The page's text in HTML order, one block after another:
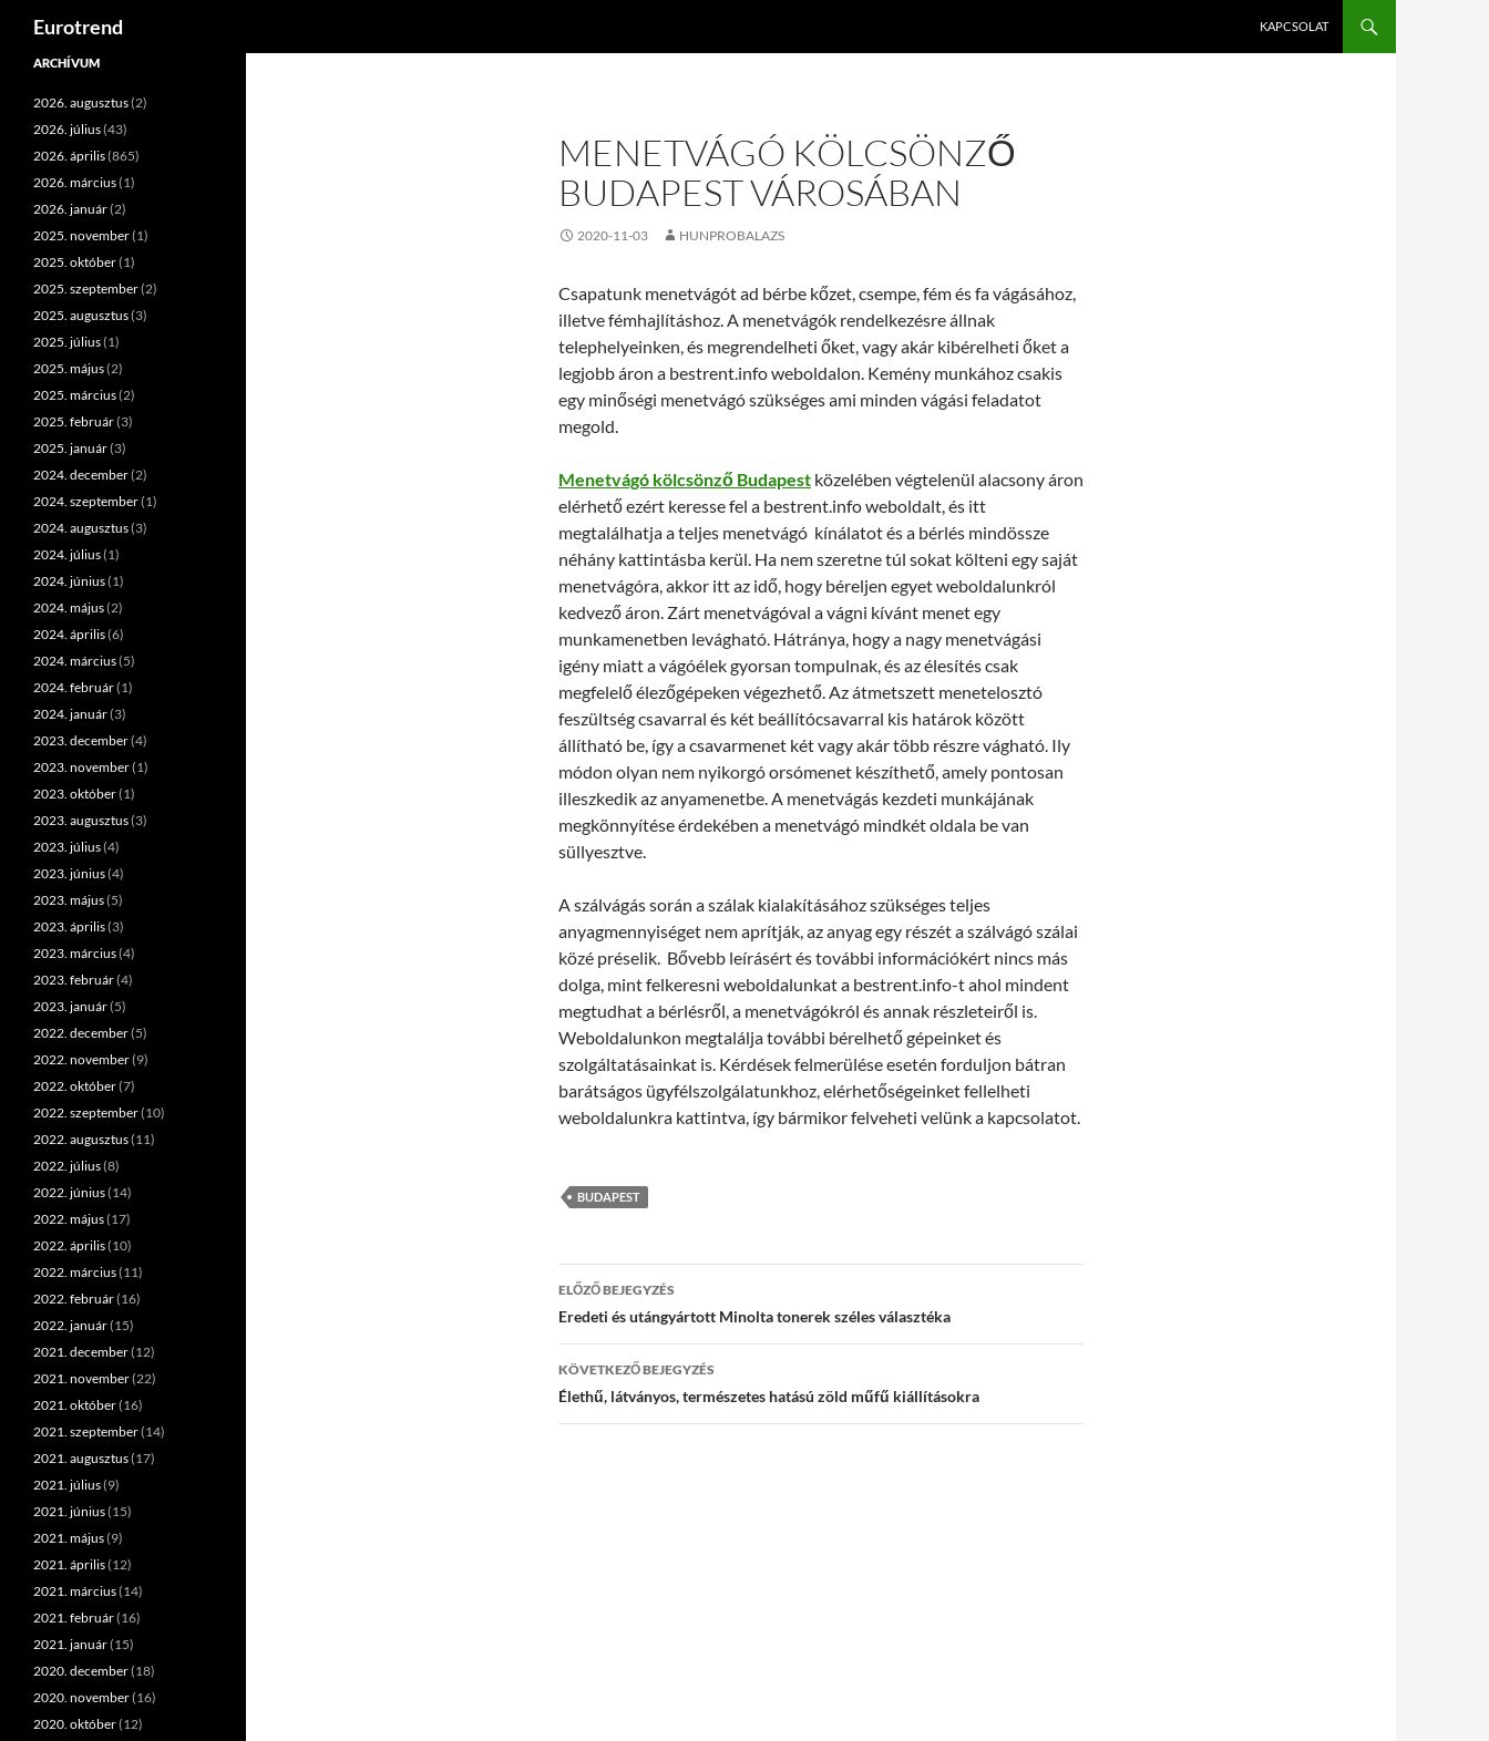
Kilépés
Eurotrend KAPCSOLAT
MENETVÁGÓ KÖLCSÖNZŐ
BUDAPEST VÁROSÁBAN
2020-11-03 HUNPROBALAZS
Csapatunk menetvágót ad bérbe kőzet, csempe, fém és fa vágásához,
illetve fémhajlításhoz. A menetvágók rendelkezésre állnak
telephelyeinken, és megrendelheti őket, vagy akár kibérelheti őket a
legjobb áron a bestrent.info weboldalon. Kemény munkához csakis
egy minőségi menetvágó szükséges ami minden vágási feladatot
megold.
Menetvágó kölcsönző Budapest közelében végtelenül alacsony áron
elérhető ezért keresse fel a bestrent.info weboldalt, és itt
megtalálhatja a teljes menetvágó kínálatot és a bérlés mindössze
néhány kattintásba kerül. Ha nem szeretne túl sokat költeni egy saját
menetvágóra, akkor itt az idő, hogy béreljen egyet weboldalunkról
kedvező áron. Zárt menetvágóval a vágni kívánt menet egy
munkamenetben levágható. Hátránya, hogy a nagy menetvágási
igény miatt a vágóélek gyorsan tompulnak, és az élesítés csak
megfelelő élezőgépeken végezhető. Az átmetszett menetelosztó
feszültség csavarral és két beállítócsavarral kis határok között
állítható be, így a csavarmenet két vagy akár több részre vágható. Ily
módon olyan nem nyikorgó orsómenet készíthető, amely pontosan
illeszkedik az anyamenetbe. A menetvágás kezdeti munkájának
megkönnyítése érdekében a menetvágó mindkét oldala be van
süllyesztve.
A szálvágás során a szálak kialakításához szükséges teljes
anyagmennyiséget nem aprítják, az anyag egy részét a szálvágó szálai
közé préselik. Bővebb leírásért és további információkért nincs más
dolga, mint felkeresni weboldalunkat a bestrent.info-t ahol mindent
megtudhat a bérlésről, a menetvágókról és annak részleteiről is.
Weboldalunkon megtalálja további bérelhető gépeinket és
szolgáltatásainkat is. Kérdések felmerülése esetén forduljon bátran
barátságos ügyfélszolgálatunkhoz, elérhetőségeinket fellelheti
weboldalunkra kattintva, így bármikor felveheti velünk a kapcsolatot.
BUDAPEST
Bejegyzés
navigáció
ELŐZŐ BEJEGYZÉS
Eredeti és utángyártott Minolta tonerek széles választéka
KÖVETKEZŐ BEJEGYZÉS
Élethű, látványos, természetes hatású zöld műfű kiállításokra
ARCHÍVUM
2026. augusztus(2)
2026. július(43)
2026. április(865)
2026. március(1)
2026. január(2)
2025. november(1)
2025. október(1)
2025. szeptember(2)
2025. augusztus(3)
2025. július(1)
2025. május(2)
2025. március(2)
2025. február(3)
2025. január(3)
2024. december(2)
2024. szeptember(1)
2024. augusztus(3)
2024. július(1)
2024. június(1)
2024. május(2)
2024. április(6)
2024. március(5)
2024. február(1)
2024. január(3)
2023. december(4)
2023. november(1)
2023. október(1)
2023. augusztus(3)
2023. július(4)
2023. június(4)
2023. május(5)
2023. április(3)
2023. március(4)
2023. február(4)
2023. január(5)
2022. december(5)
2022. november(9)
2022. október(7)
2022. szeptember(10)
2022. augusztus(11)
2022. július(8)
2022. június(14)
2022. május(17)
2022. április(10)
2022. március(11)
2022. február(16)
2022. január(15)
2021. december(12)
2021. november(22)
2021. október(16)
2021. szeptember(14)
2021. augusztus(17)
2021. július(9)
2021. június(15)
2021. május(9)
2021. április(12)
2021. március(14)
2021. február(16)
2021. január(15)
2020. december(18)
2020. november(16)
2020. október(12)